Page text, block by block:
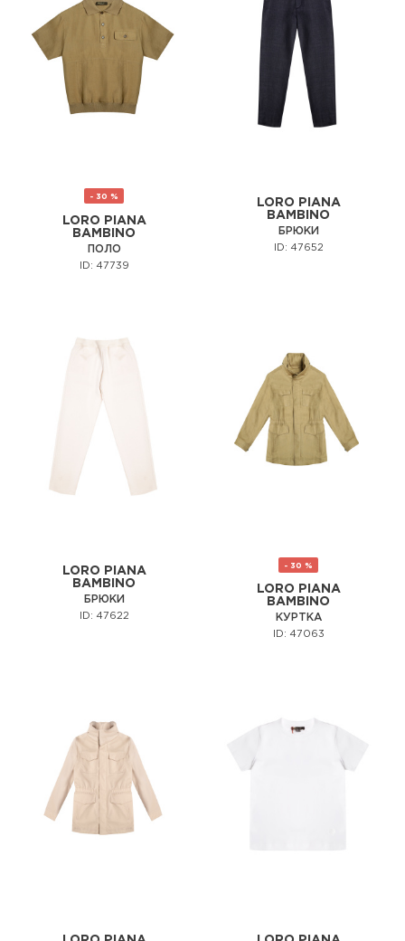
- 30 %
LORO PIANA
BAMBINO
ПОЛО
ID: 47739
LORO PIANA
BAMBINO
БРЮКИ
ID: 47652
LORO PIANA
BAMBINO
БРЮКИ
ID: 47622
- 30 %
LORO PIANA
BAMBINO
КУРТКА
ID: 47063